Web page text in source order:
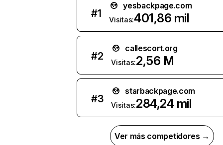
#1
yesbackpage.com
Visitas:401,86 mil
#2
callescort.org
Visitas:2,56 M
#3
starbackpage.com
Visitas:284,24 mil
Ver más competidores →